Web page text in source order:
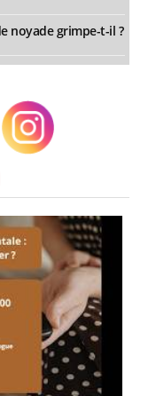
noyade grimpe-t-il ?